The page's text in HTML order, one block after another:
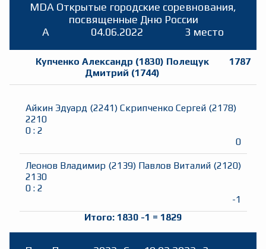
MDA Открытые городские соревнования,
посвященные Дню России
A
04.06.2022 3 место
Купченко Александр (1830) Полещук
Дмитрий (1744)
1787
Айкин Эдуард (2241) Скрипченко Сергей (2178)
2210
0: 2
0
Леонов Владимир (2139) Павлов Виталий (2120)
2130
0: 2
-1
Итого: 1830 -1 = 1829